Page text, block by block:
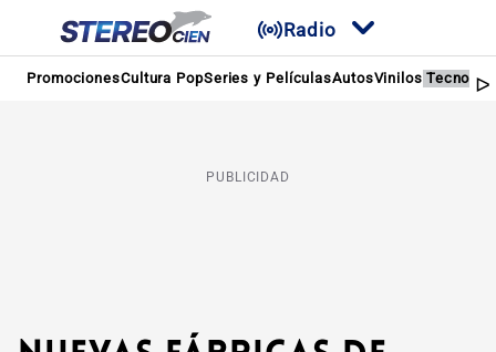
Radio
PromocionesCultura PopSeries y PelículasAutosVinilos
PUBLICIDAD